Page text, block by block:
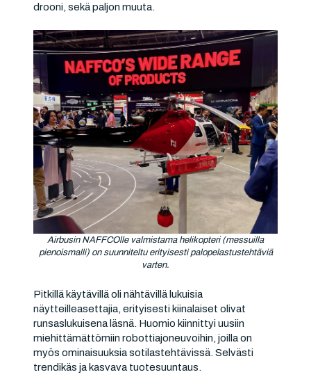
drooni, sekä paljon muuta.
Airbusin NAFFCOlle valmistama helikopteri (messuilla
pienoismalli) on suunniteltu erityisesti palopelastustehtäviä
varten.
Pitkillä käytävillä oli nähtävillä lukuisia
näytteilleasettajia, erityisesti kiinalaiset olivat
runsaslukuisena läsnä. Huomio kiinnittyi uusiin
miehittämättömiin robottiajoneuvoihin, joilla on
myös ominaisuuksia sotilastehtävissä. Selvästi
trendikäs ja kasvava tuotesuuntaus.